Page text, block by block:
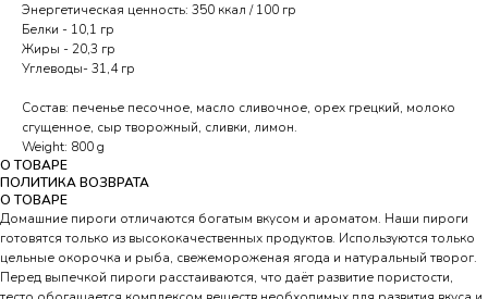
Энергетическая ценность: 350 ккал / 100 гр
Белки - 10,1 гр
Жиры - 20,3 гр
Углеводы- 31,4 гр
Состав: печенье песочное, масло сливочное, орех грецкий, молоко
сгущенное, сыр творожный, сливки, лимон.
Weight: 800 g
О ТОВАРЕ
ПОЛИТИКА ВОЗВРАТА
О ТОВАРЕ
Домашние пироги отличаются богатым вкусом и ароматом. Наши пироги
готовятся только из высококачественных продуктов. Используются только
цельные окорочка и рыба, свежемороженая ягода и натуральный творог.
Перед выпечкой пироги расстаиваются, что даёт развитие пористости,